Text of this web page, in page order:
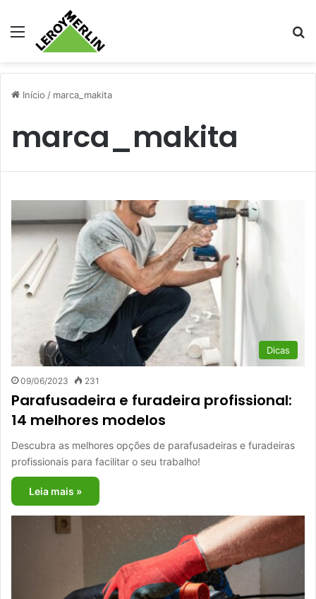
Menu
Início / marca_makita
marca_makita
Dicas
09/06/2023 231
Parafusadeira e furadeira profissional:
14 melhores modelos
Descubra as melhores opções de parafusadeiras e furadeiras
profissionais para facilitar o seu trabalho!
Leia mais »